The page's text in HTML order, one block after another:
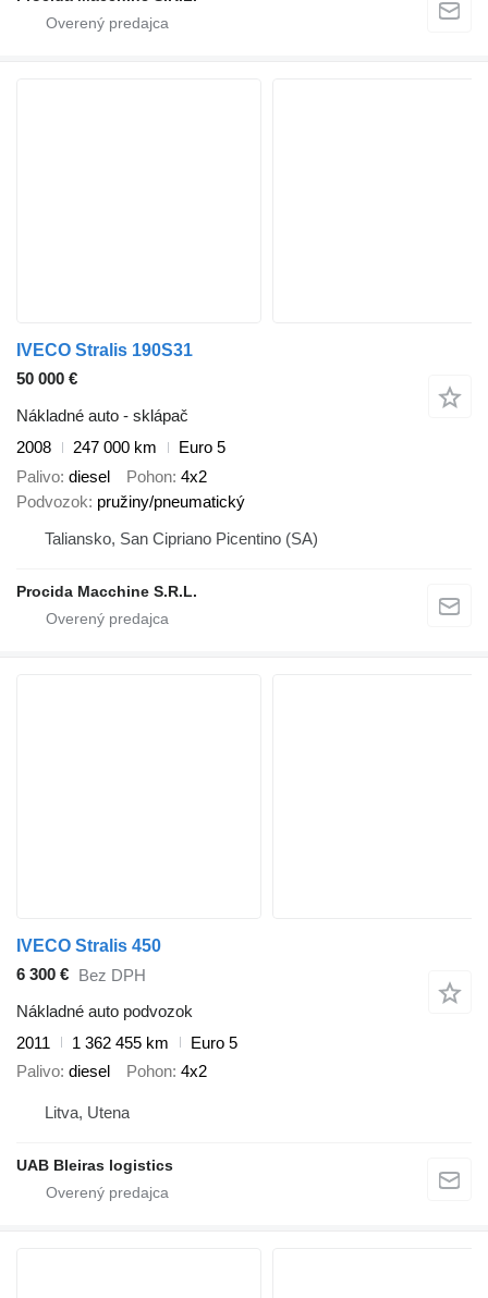
IVECO Stralis 190S31
50 000 €
Nákladné auto - sklápač
2008
247 000 km
Euro 5
Palivo diesel Pohon 4x2
Podvozok pružiny/pneumatický
Taliansko, San Cipriano Picentino (SA)
Procida Macchine S.R.L.
IVECO Stralis 450
6 300 € Bez DPH
Nákladné auto podvozok
2011
1 362 455 km
Euro 5
Palivo diesel Pohon 4x2
Litva, Utena
UAB Bleiras logistics